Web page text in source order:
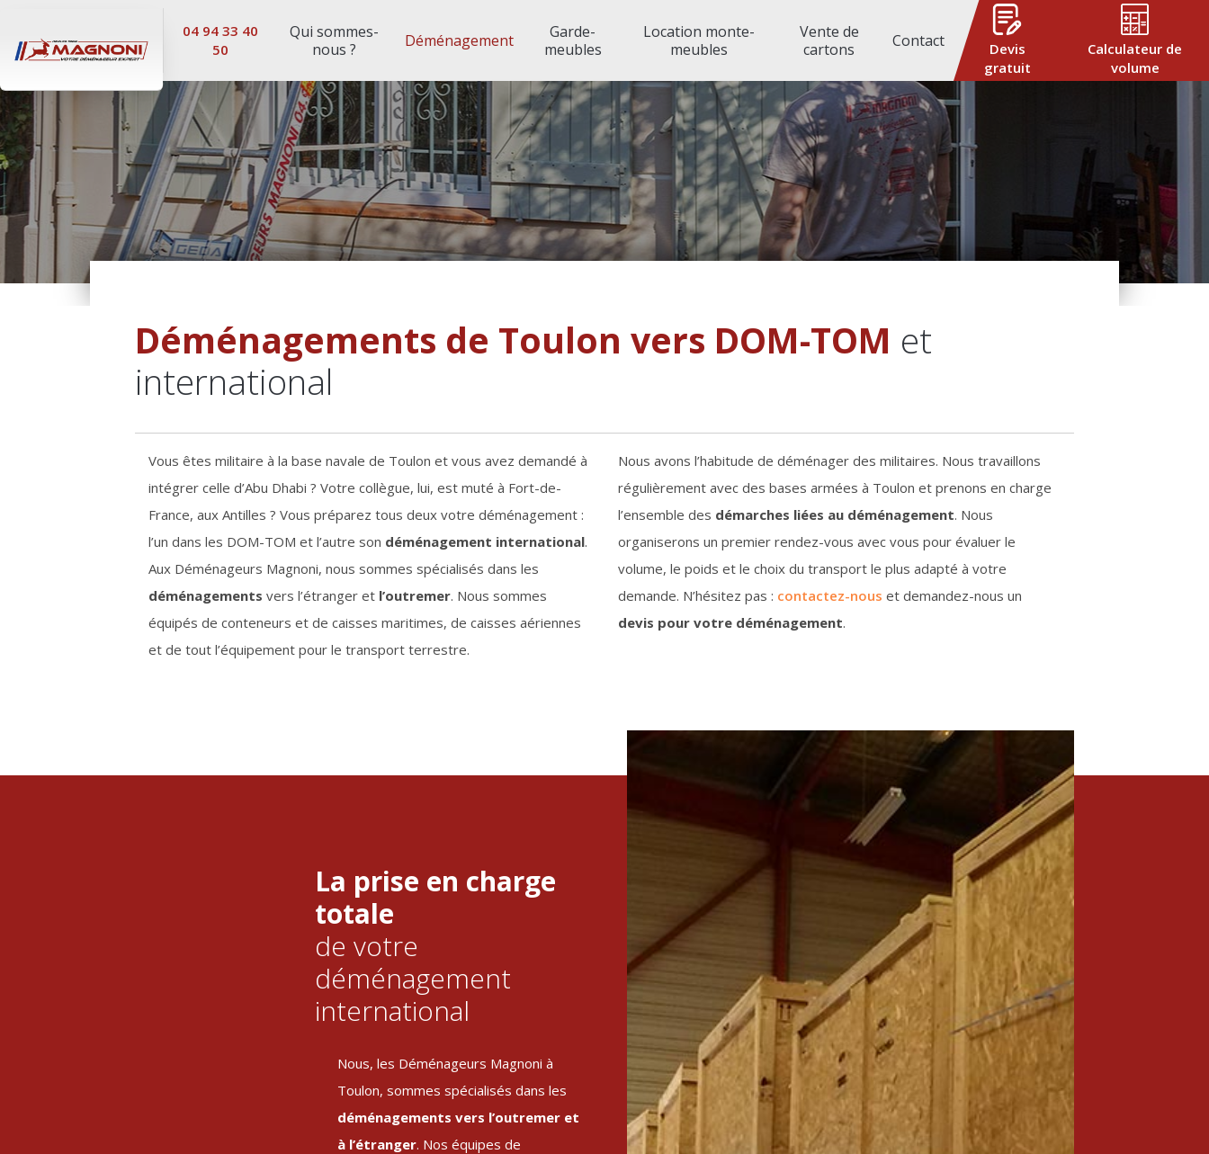
04 94 33 40
50
Qui sommes-
nous ?
Déménagement
Garde-
meubles
Location monte-
meubles
Vente de
cartons
Contact
Devis
gratuit
Calculateur de
volume
Déménagement urbain et national Déménagement DOM-TOM et international Déménagement d’entreprise
Déménagement DOM-TOM et international
Déménagements de Toulon vers DOM-TOM et
international
Vous êtes militaire à la base navale de Toulon et vous avez demandé à
intégrer celle d’Abu Dhabi ? Votre collègue, lui, est muté à Fort-de-
France, aux Antilles ? Vous préparez tous deux votre déménagement :
l’un dans les DOM-TOM et l’autre son déménagement international.
Aux Déménageurs Magnoni, nous sommes spécialisés dans les
déménagements vers l’étranger et l’outremer. Nous sommes
équipés de conteneurs et de caisses maritimes, de caisses aériennes
et de tout l’équipement pour le transport terrestre.
Nous avons l’habitude de déménager des militaires. Nous travaillons
régulièrement avec des bases armées à Toulon et prenons en charge
l’ensemble des démarches liées au déménagement. Nous
organiserons un premier rendez-vous avec vous pour évaluer le
volume, le poids et le choix du transport le plus adapté à votre
demande. N’hésitez pas : contactez-nous et demandez-nous un
devis pour votre déménagement.
La prise en charge
totale
de votre
déménagement
international
Nous, les Déménageurs Magnoni à
Toulon, sommes spécialisés dans les
déménagements vers l’outremer et
à l’étranger. Nos équipes de